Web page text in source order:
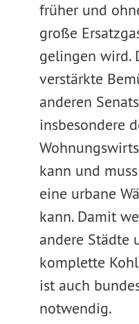
früher und
große
gelingen wird.
verstärkte
anderen
insbesondere
kann und
eine urbane
kann. Damit
andere Städte
komplette
ist auch
notwendig.